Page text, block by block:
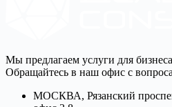
Мы предлагаем услуги для
Обращайтесь в наш офис с
МОСКВА, Рязанский